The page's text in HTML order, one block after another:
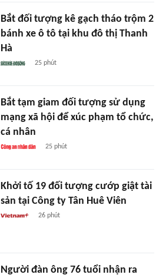
Bắt đối tượng kê gạch tháo trộm 2
bánh xe ô tô tại khu đô thị Thanh
Hà
25 phút
Bắt tạm giam đối tượng sử dụng
mạng xã hội để xúc phạm tổ chức,
cá nhân
25 phút
Khởi tố 19 đối tượng cướp giật tài
sản tại Công ty Tân Huê Viên
26 phút
Người đàn ông 76 tuổi nhận ra